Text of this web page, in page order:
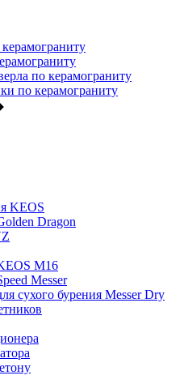
по керамограниту
по керамограниту
KEOS
Dragon
M16
Messer
сухого бурения Messer Dry